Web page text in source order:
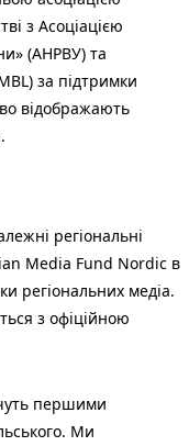
з Асоціацією
(АНРВУ) та
за підтримки
відображають
регіональні
Media Fund Nordic в
регіональних медіа.
з офіційною
першими
Ми